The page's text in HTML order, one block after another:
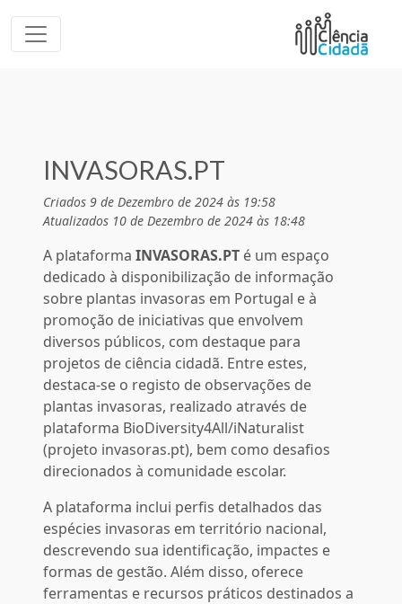
INVASORAS.PT
Criados 9 de Dezembro de 2024 às 19:58
Atualizados 10 de Dezembro de 2024 às 18:48
A plataforma INVASORAS.PT é um espaço
dedicado à disponibilização de informação
sobre plantas invasoras em Portugal e à
promoção de iniciativas que envolvem
diversos públicos, com destaque para
projetos de ciência cidadã. Entre estes,
destaca-se o registo de observações de
plantas invasoras, realizado através de
plataforma BioDiversity4All/iNaturalist
(projeto invasoras.pt), bem como desafios
direcionados à comunidade escolar.
A plataforma inclui perfis detalhados das
espécies invasoras em território nacional,
descrevendo sua identificação, impactes e
formas de gestão. Além disso, oferece
ferramentas e recursos práticos destinados a